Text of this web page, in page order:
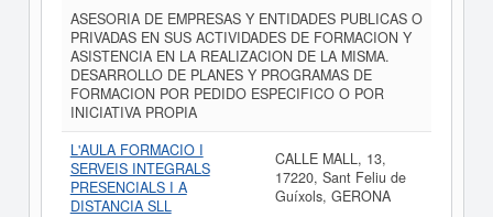
ASESORIA DE EMPRESAS Y ENTIDADES PUBLICAS O
PRIVADAS EN SUS ACTIVIDADES DE FORMACION Y
ASISTENCIA EN LA REALIZACION DE LA MISMA.
DESARROLLO DE PLANES Y PROGRAMAS DE
FORMACION POR PEDIDO ESPECIFICO O POR
INICIATIVA PROPIA
L'AULA FORMACIO I
SERVEIS INTEGRALS
PRESENCIALS I A
DISTANCIA SLL
CALLE MALL, 13,
17220, Sant Feliu de
Guíxols, GERONA